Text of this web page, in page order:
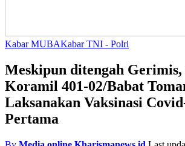
Kabar MUBAKabar TNI - Polri
Meskipun ditengah Gerimis,
Koramil 401-02/Babat
Laksanakan Vaksinasi
Pertama